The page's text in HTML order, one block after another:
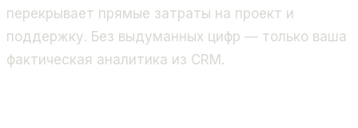
перекрывает прямые затраты на проект и
поддержку. Без выдуманных цифр — только ваша
фактическая аналитика из CRM.